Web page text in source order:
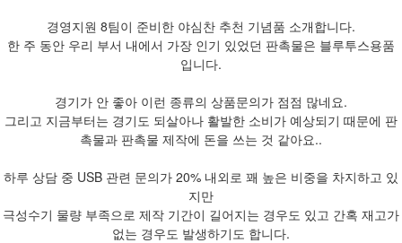
경영지원 8팀이 준비한 야심찬 추천 기념품 소개합니다.
한 주 동안 우리 부서 내에서 가장 인기 있었던 판촉물은 블루투스용품
입니다.
경기가 안 좋아 이런 종류의 상품문의가 점점 많네요.
그리고 지금부터는 경기도 되살아나 활발한 소비가 예상되기 때문에 판
촉물과 판촉물 제작에 돈을 쓰는 것 같아요..
하루 상담 중 USB 관련 문의가 20% 내외로 꽤 높은 비중을 차지하고 있
지만
극성수기 물량 부족으로 제작 기간이 길어지는 경우도 있고 간혹 재고가
없는 경우도 발생하기도 합니다.